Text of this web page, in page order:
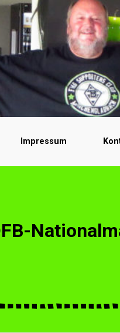
Impressum